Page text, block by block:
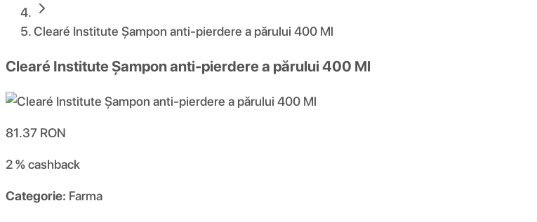
Clearé Institute Șampon anti-pierdere a părului 400 Ml
Clearé Institute Șampon anti-pierdere a părului 400 Ml
81.37 RON
2 %cashback
Categorie: Farma